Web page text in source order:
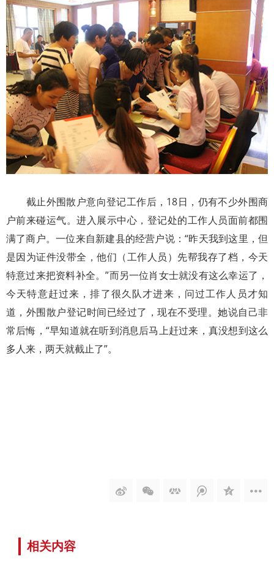
截止外围散户意向登记工作后，18日，仍有不少外围商
户前来碰运气。进入展示中心，登记处的工作人员面前都围
满了商户。一位来自新建县的经营户说：“昨天我到这里，但
是因为证件没带全，他们（工作人员）先帮我存了档，今天
特意过来把资料补全。”而另一位肖女士就没有这么幸运了，
今天特意赶过来，排了很久队才进来，问过工作人员才知
道，外围散户登记时间已经过了，现在不受理。她说自己非
常后悔，“早知道就在听到消息后马上赶过来，真没想到这么
多人来，两天就截止了”。
相关内容